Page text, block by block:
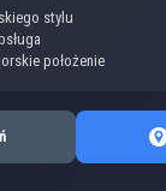
stylu
położenie